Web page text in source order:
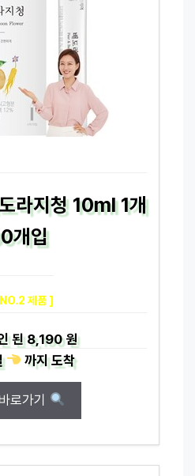
라지청 10ml 1개
개입
NO.2 제품 ]
된8,190 원
까지도착
로가기